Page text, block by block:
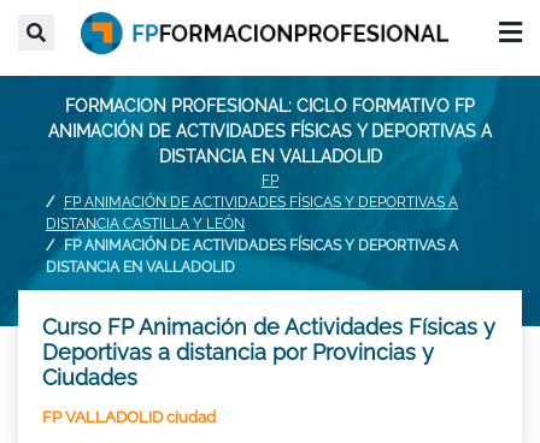
FORMACION PROFESIONAL: CICLO FORMATIVO FP
ANIMACIÓN DE ACTIVIDADES FÍSICAS Y DEPORTIVAS A
DISTANCIA EN VALLADOLID
FP
FP ANIMACIÓN DE ACTIVIDADES FÍSICAS Y DEPORTIVAS A
DISTANCIA CASTILLA Y LEÓN
FP ANIMACIÓN DE ACTIVIDADES FÍSICAS Y DEPORTIVAS A
DISTANCIA EN VALLADOLID
Curso FP Animación de Actividades Físicas y
Deportivas a distancia por Provincias y
Ciudades
FP VALLADOLID ciudad